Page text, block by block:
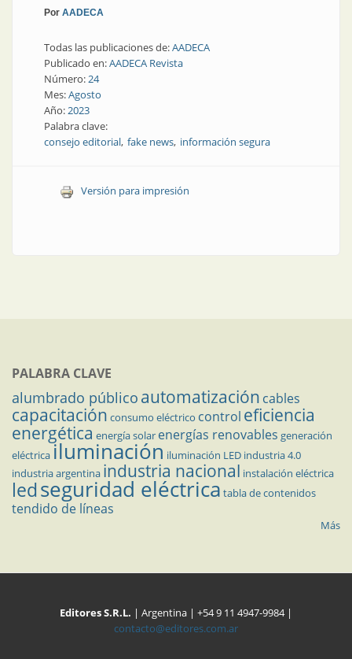
Por AADECA
Todas las publicaciones de:AADECA
Publicado en:AADECA Revista
Número:24
Mes:Agosto
Año:2023
Palabra clave:
consejo editorial fake news información segura
Versión para impresión
PALABRA CLAVE
alumbrado público automatización cables
capacitación consumo eléctrico control eficiencia
energética energía solar energías renovables generación
eléctricailuminación iluminación LED industria 4.0
industria argentina industria nacional instalación eléctrica
ledseguridad eléctrica tabla de contenidos
tendido de líneas
Más
Editores S.R.L. | Argentina | +54 9 11 4947-9984 |
contacto@editores.com.ar